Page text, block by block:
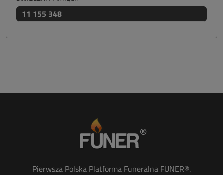
11 155 348
Pierwsza Polska Platforma Funeralna FUNER®.